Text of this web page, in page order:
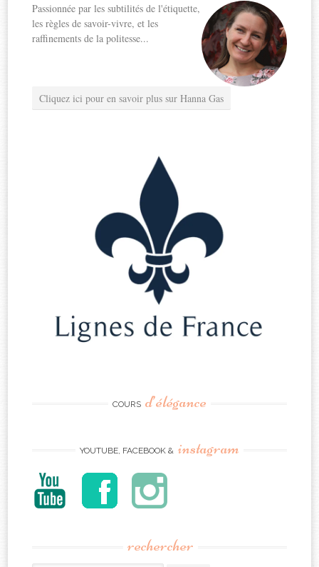
Passionnée par les subtilités de l'étiquette,
les règles de savoir-vivre, et les
raffinements de la politesse...
Cliquez ici pour en savoir plus sur Hanna Gas
COURS d’élégance
YOUTUBE, FACEBOOK & instagram
rechercher